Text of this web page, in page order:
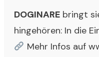
DOGINARE bringt
hingehören: In die
Mehr Infos auf